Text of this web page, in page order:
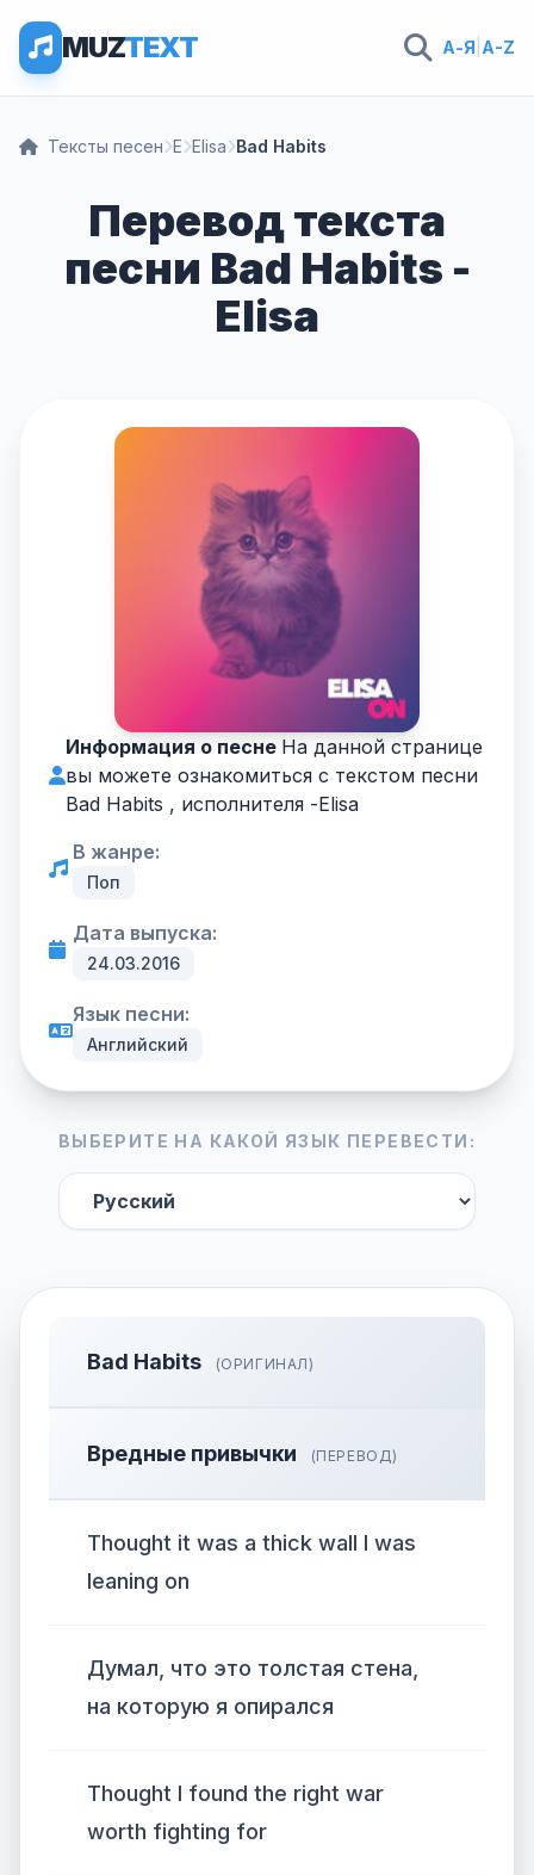
MUZTEXT А-Я A-Z
Тексты песен E Elisa Bad Habits
Перевод текста
песни Bad Habits -
Elisa
Информация о песне На данной странице
вы можете ознакомиться с текстом песни
Bad Habits , исполнителя -Elisa
В жанре:
Поп
Дата выпуска:
24.03.2016
Язык песни:
Английский
ВЫБЕРИТЕ НА КАКОЙ ЯЗЫК ПЕРЕВЕСТИ:
Bad Habits (ОРИГИНАЛ)
Вредные привычки (ПЕРЕВОД)
Thought it was a thick wall I was
leaning on
Думал, что это толстая стена,
на которую я опирался
Thought I found the right war
worth fighting for